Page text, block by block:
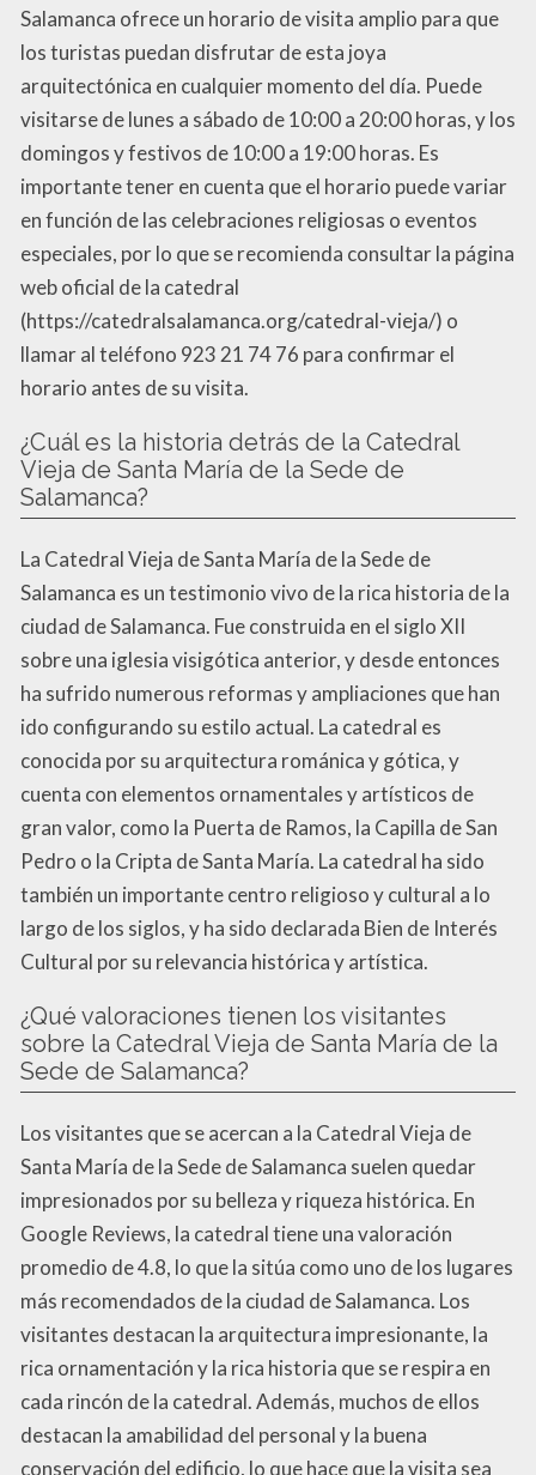
Salamanca ofrece un horario de visita amplio para que
los turistas puedan disfrutar de esta joya
arquitectónica en cualquier momento del día. Puede
visitarse de lunes a sábado de 10:00 a 20:00 horas, y los
domingos y festivos de 10:00 a 19:00 horas. Es
importante tener en cuenta que el horario puede variar
en función de las celebraciones religiosas o eventos
especiales, por lo que se recomienda consultar la página
web oficial de la catedral
(https://catedralsalamanca.org/catedral-vieja/) o
llamar al teléfono 923 21 74 76 para confirmar el
horario antes de su visita.
¿Cuál es la historia detrás de la Catedral
Vieja de Santa María de la Sede de
Salamanca?
La Catedral Vieja de Santa María de la Sede de
Salamanca es un testimonio vivo de la rica historia de la
ciudad de Salamanca. Fue construida en el siglo XII
sobre una iglesia visigótica anterior, y desde entonces
ha sufrido numerous reformas y ampliaciones que han
ido configurando su estilo actual. La catedral es
conocida por su arquitectura románica y gótica, y
cuenta con elementos ornamentales y artísticos de
gran valor, como la Puerta de Ramos, la Capilla de San
Pedro o la Cripta de Santa María. La catedral ha sido
también un importante centro religioso y cultural a lo
largo de los siglos, y ha sido declarada Bien de Interés
Cultural por su relevancia histórica y artística.
¿Qué valoraciones tienen los visitantes
sobre la Catedral Vieja de Santa María de la
Sede de Salamanca?
Los visitantes que se acercan a la Catedral Vieja de
Santa María de la Sede de Salamanca suelen quedar
impresionados por su belleza y riqueza histórica. En
Google Reviews, la catedral tiene una valoración
promedio de 4.8, lo que la sitúa como uno de los lugares
más recomendados de la ciudad de Salamanca. Los
visitantes destacan la arquitectura impresionante, la
rica ornamentación y la rica historia que se respira en
cada rincón de la catedral. Además, muchos de ellos
destacan la amabilidad del personal y la buena
conservación del edificio, lo que hace que la visita sea